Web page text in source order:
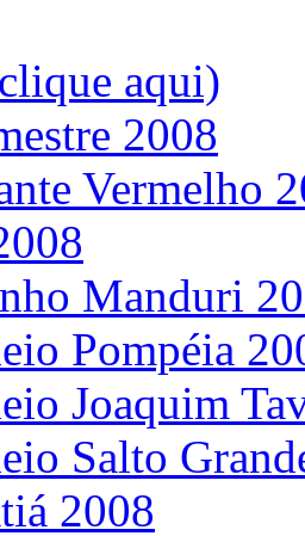
aqui)
2008
Vermelho
Manduri
Pompéia
Joaquim
Salto
2008